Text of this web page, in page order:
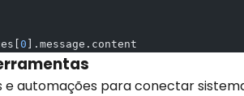
0 ].message.content
e automações para conectar